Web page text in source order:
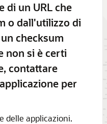
di un URL che
o dall'utilizzo di
checksum
non si è certi
contattare
per
delle applicazioni.